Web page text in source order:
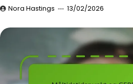
Nora Hastings 13/02/2026